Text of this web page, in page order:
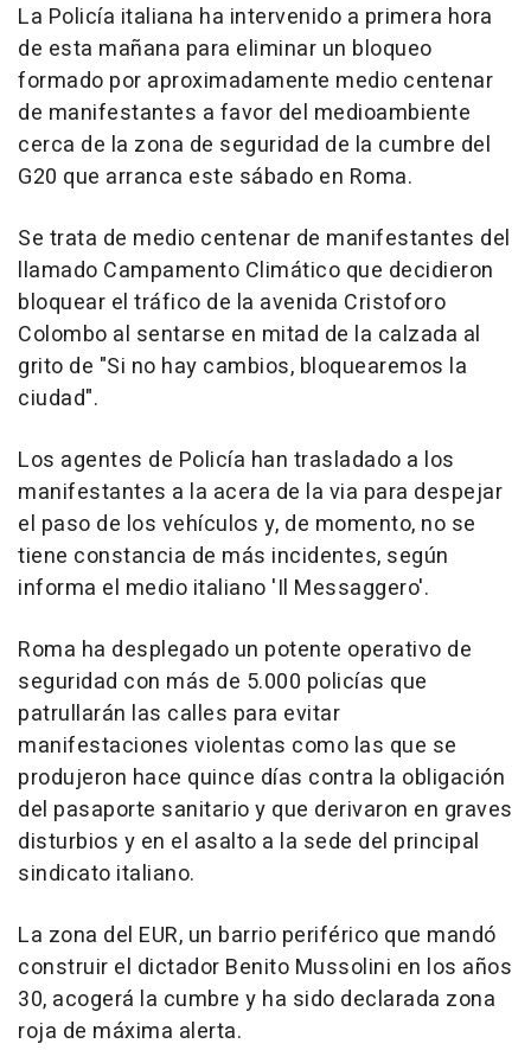
La Policía italiana ha intervenido a primera hora
de esta mañana para eliminar un bloqueo
formado por aproximadamente medio centenar
de manifestantes a favor del medioambiente
cerca de la zona de seguridad de la cumbre del
G20 que arranca este sábado en Roma.
Se trata de medio centenar de manifestantes del
llamado Campamento Climático que decidieron
bloquear el tráfico de la avenida Cristoforo
Colombo al sentarse en mitad de la calzada al
grito de "Si no hay cambios, bloquearemos la
ciudad".
Los agentes de Policía han trasladado a los
manifestantes a la acera de la via para despejar
el paso de los vehículos y, de momento, no se
tiene constancia de más incidentes, según
informa el medio italiano 'Il Messaggero'.
Roma ha desplegado un potente operativo de
seguridad con más de 5.000 policías que
patrullarán las calles para evitar
manifestaciones violentas como las que se
produjeron hace quince días contra la obligación
del pasaporte sanitario y que derivaron en graves
disturbios y en el asalto a la sede del principal
sindicato italiano.
La zona del EUR, un barrio periférico que mandó
construir el dictador Benito Mussolini en los años
30, acogerá la cumbre y ha sido declarada zona
roja de máxima alerta.